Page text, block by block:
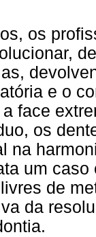
os
e o
face
os
na
um
de
da